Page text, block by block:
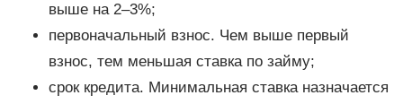
выше на 2–3%;
первоначальный взнос. Чем выше первый
взнос, тем меньшая ставка по займу;
срок кредита. Минимальная ставка назначается